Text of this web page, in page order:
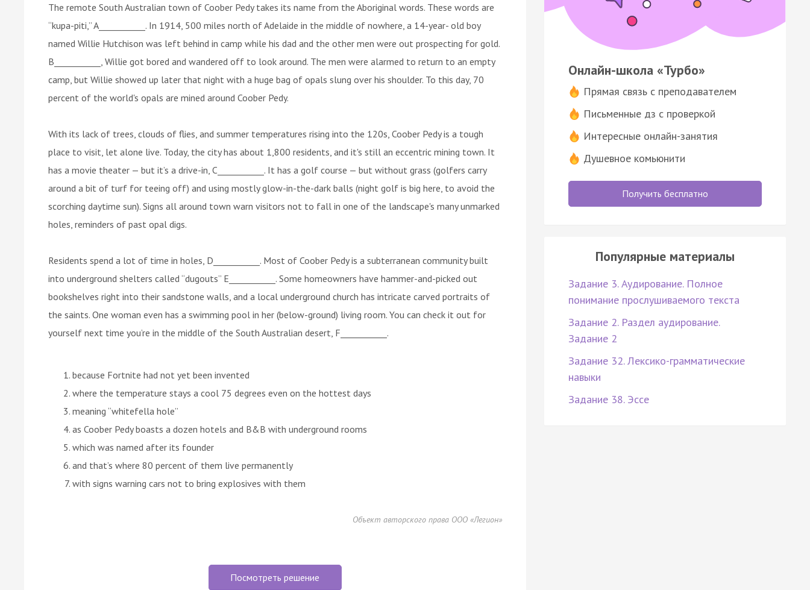
The remote South Australian town of Coober Pedy takes its name from the Aboriginal words. These words are
“kupa-piti,” A___________. In 1914, 500 miles north of Adelaide in the middle of nowhere, a 14-year- old boy
named Willie Hutchison was left behind in camp while his dad and the other men were out prospecting for gold.
B___________, Willie got bored and wandered off to look around. The men were alarmed to return to an empty
camp, but Willie showed up later that night with a huge bag of opals slung over his shoulder. To this day, 70
percent of the world's opals are mined around Coober Pedy.
With its lack of trees, clouds of flies, and summer temperatures rising into the 120s, Coober Pedy is a tough
place to visit, let alone live. Today, the city has about 1,800 residents, and it's still an eccentric mining town. It
has a movie theater — but it’s a drive-in, C___________. It has a golf course — but without grass (golfers carry
around a bit of turf for teeing off) and using mostly glow-in-the-dark balls (night golf is big here, to avoid the
scorching daytime sun). Signs all around town warn visitors not to fall in one of the landscape's many unmarked
holes, reminders of past opal digs.
Residents spend a lot of time in holes, D___________. Most of Coober Pedy is a subterranean community built
into underground shelters called “dugouts” E___________. Some homeowners have hammer-and-picked out
bookshelves right into their sandstone walls, and a local underground church has intricate carved portraits of
the saints. One woman even has a swimming pool in her (below-ground) living room. You can check it out for
yourself next time you’re in the middle of the South Australian desert, F___________.
because Fortnite had not yet been invented
where the temperature stays a cool 75 degrees even on the hottest days
meaning “whitefella hole”
as Coober Pedy boasts a dozen hotels and B&B with underground rooms
which was named after its founder
and that’s where 80 percent of them live permanently
with signs warning cars not to bring explosives with them
Объект авторского права ООО «Легион»
Посмотреть решение
Онлайн-школа «Турбо»
Прямая связь с преподавателем
Письменные дз с проверкой
Интересные онлайн-занятия
Душевное комьюнити
Получить бесплатно
Популярные материалы
Задание 3. Аудирование. Полное
понимание прослушиваемого текста
Задание 2. Раздел аудирование.
Задание 2
Задание 32. Лексико-грамматические
навыки
Задание 38. Эссе